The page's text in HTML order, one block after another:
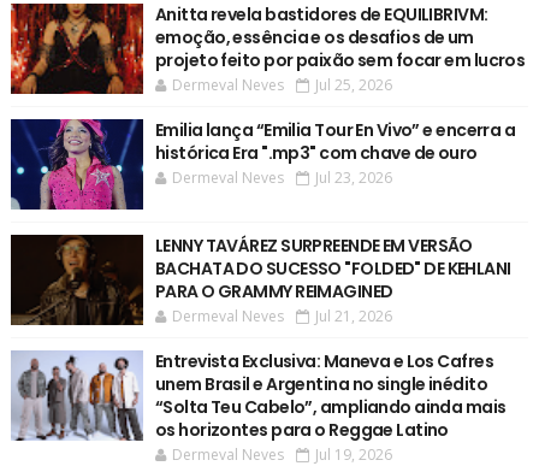
Anitta revela bastidores de EQUILIBRIVM:
emoção, essência e os desafios de um
projeto feito por paixão sem focar em lucros
Dermeval Neves Jul 25, 2026
Emilia lança “Emilia Tour En Vivo” e encerra a
histórica Era ".mp3" com chave de ouro
Dermeval Neves Jul 23, 2026
LENNY TAVÁREZ SURPREENDE EM VERSÃO
BACHATA DO SUCESSO "FOLDED" DE KEHLANI
PARA O GRAMMY REIMAGINED
Dermeval Neves Jul 21, 2026
Entrevista Exclusiva: Maneva e Los Cafres
unem Brasil e Argentina no single inédito
“Solta Teu Cabelo”, ampliando ainda mais
os horizontes para o Reggae Latino
Dermeval Neves Jul 19, 2026